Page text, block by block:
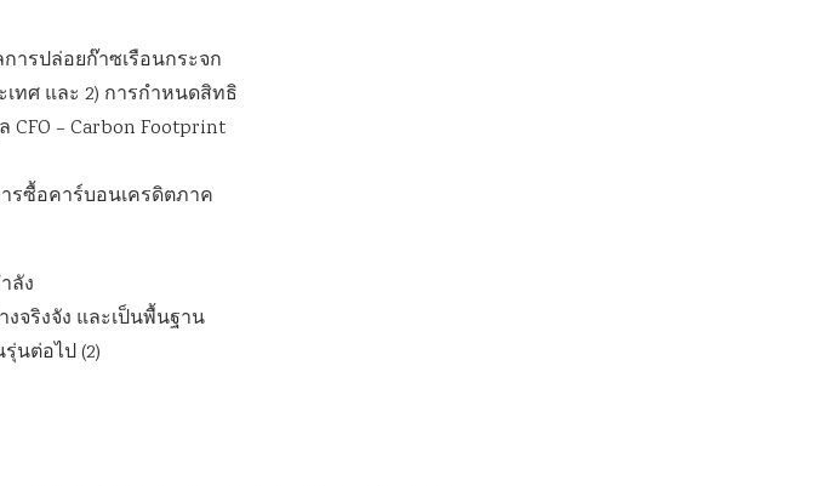
ารปล่อยก๊าซเรือนกระจก
ทศ และ 2) การกำหนดสิทธิ
– Carbon Footprint
ารซื้อคาร์บอนเครดิตภาค
ลัง
จริงจัง และเป็นพื้นฐาน
นต่อไป (2)